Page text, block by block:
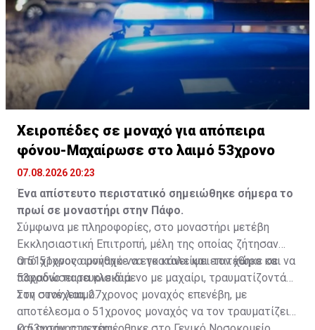
Χειροπέδες σε μοναχό για απόπειρα
φόνου-Μαχαίρωσε στο λαιμό 53χρονο
07.08.2026 20:23
Ένα απίστευτο περιστατικό σημειώθηκε σήμερα το
πρωί σε μοναστήρι στην Πάφο.
Σύμφωνα με πληροφορίες, στο μοναστήρι μετέβη
Εκκλησιαστική Επιτροπή, μέλη της οποίας ζήτησαν
από 51χρονο μοναχό να εγκαταλείψει τον χώρο και να
παραδώσει τα κλειδιά.
Ο 51χρονος αρνήθηκε να το κάνει και επιτέθηκε σε
53χρονο παρευρισκόμενο με μαχαίρι, τραυματίζοντάς
τον στον λαιμό.
Στη συνέχεια, 27χρονος μοναχός επενέβη, με
αποτέλεσμα ο 51χρονος μοναχός να τον τραυματίζει